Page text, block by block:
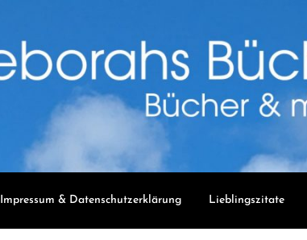
Impressum & Datenschutzerklärung Lieblingszitate